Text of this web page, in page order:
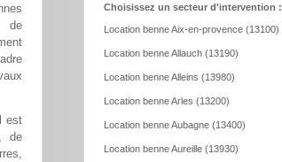
de
est
de
Choisissez un secteur d'intervention :
Location benne Aix-en-provence (13100)
Location benne Allauch (13190)
Location benne Alleins (13980)
Location benne Arles (13200)
Location benne Aubagne (13400)
Location benne Aureille (13930)